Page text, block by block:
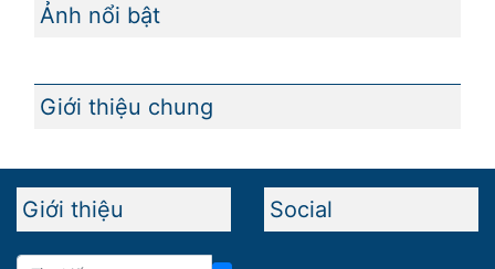
Ảnh nổi bật
Giới thiệu chung
Giới thiệu Social